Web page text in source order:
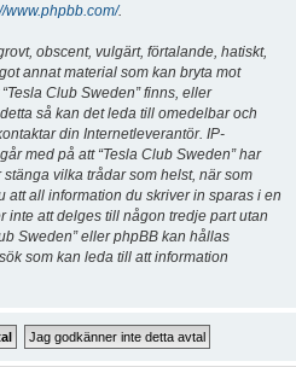
www.phpbb.com/.
obscent, vulgärt, förtalande, hatiskt,
annat material som kan bryta mot
Club Sweden” finns, eller
så kan det leda till omedelbar och
din Internetleverantör. IP-
med på att “Tesla Club Sweden” har
vilka trådar som helst, när som
att all information du skriver in sparas i en
inte att delges till någon tredje part utan
Sweden” eller phpBB kan hållas
som kan leda till att information